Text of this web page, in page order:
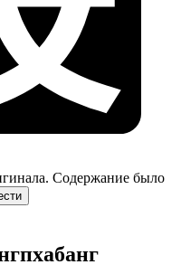
Содержание было